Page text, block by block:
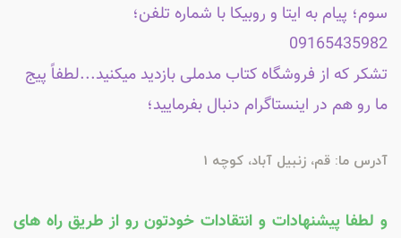
سوم؛ پیام به ایتا و روبیکا با شماره تلفن؛
09165435982
تشکر که از فروشگاه کتاب مدملی بازدید میکنید...لطفاً پیج
ما رو هم در اینستاگرام دنبال بفرمایید؛
آدرس ما: قم، زنبیل آباد، کوچه 1
و لطفا پیشنهادات و انتقادات خودتون رو از طریق راه های